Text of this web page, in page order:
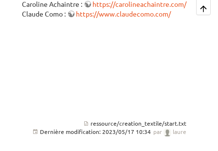
Caroline Achaintre :
https://carolineachaintre.com/
Claude Como :
https://www.claudecomo.com/
ressource/creation_textile/start.txt
Dernière modification: 2023/05/17 10:34 par laure